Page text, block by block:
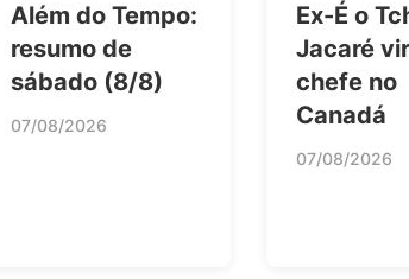
Além do Tempo:
resumo de
sábado (8/8)
07/08/2026
Ex-É o
Jacaré
chefe no
Canadá
07/08/2026